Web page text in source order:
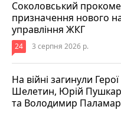
Соколовський
призначення нового
управління ЖКГ
24 3 серпня 2026 р.
На війні загинули
Шелетин, Юрій
та Володимир